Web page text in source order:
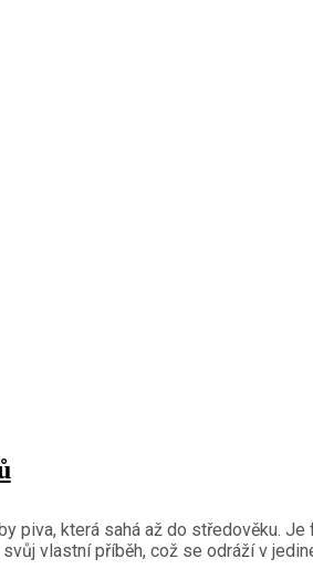
která sahá až do středověku.
vlastní příběh, což se odráží v